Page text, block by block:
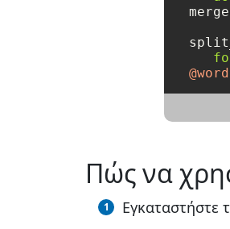
Πώς να
Εγκαταστήστε